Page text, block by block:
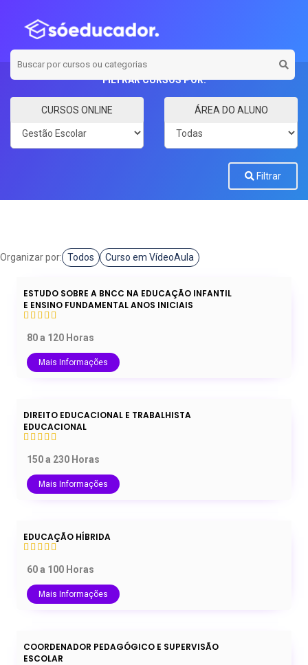
CURSOS ONLINE ÁREA DO ALUNO
FILTRAR CURSOS POR:
Filtrar
Organizar por: Todos Curso em VídeoAula
ESTUDO SOBRE A BNCC NA EDUCAÇÃO INFANTIL
E ENSINO FUNDAMENTAL ANOS INICIAIS
80 a 120 Horas
Mais Informações
DIREITO EDUCACIONAL E TRABALHISTA
EDUCACIONAL
150 a 230 Horas
Mais Informações
EDUCAÇÃO HÍBRIDA
60 a 100 Horas
Mais Informações
COORDENADOR PEDAGÓGICO E SUPERVISÃO
ESCOLAR